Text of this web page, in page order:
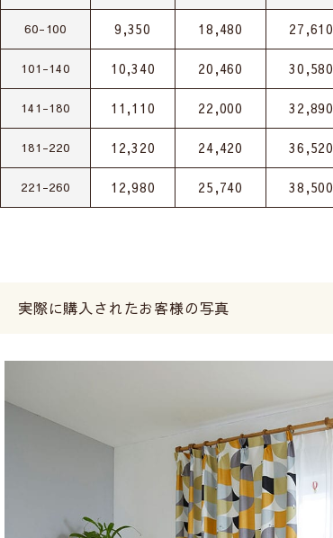
60-100 9,350 18,480 27,610
101-140 10,340 20,460 30,580
141-180 11,110 22,000 32,890
181-220 12,320 24,420 36,520
221-260 12,980 25,740 38,500
実際に購入されたお客様の写真